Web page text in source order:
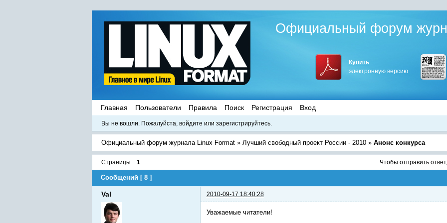
Официальный форум
Купить
электронную версию
Главная Пользователи Правила Поиск Регистрация Вход
Вы не вошли. Пожалуйста, войдите или зарегистрируйтесь.
Официальный форум журнала Linux Format » Лучший свободный проект России - 2010 » Анонс конкурса
Страницы 1 Чтобы отправить
Сообщений [ 8 ]
Val 2010-09-17 18:40:28
Уважаемые читатели!